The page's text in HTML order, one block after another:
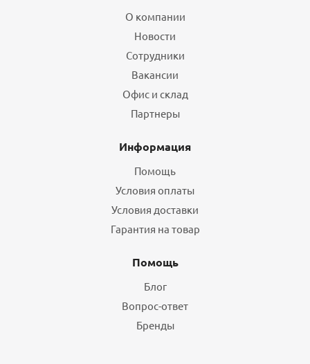
О компании
Новости
Сотрудники
Вакансии
Офис и склад
Партнеры
Информация
Помощь
Условия оплаты
Условия доставки
Гарантия на товар
Помощь
Блог
Вопрос-ответ
Бренды